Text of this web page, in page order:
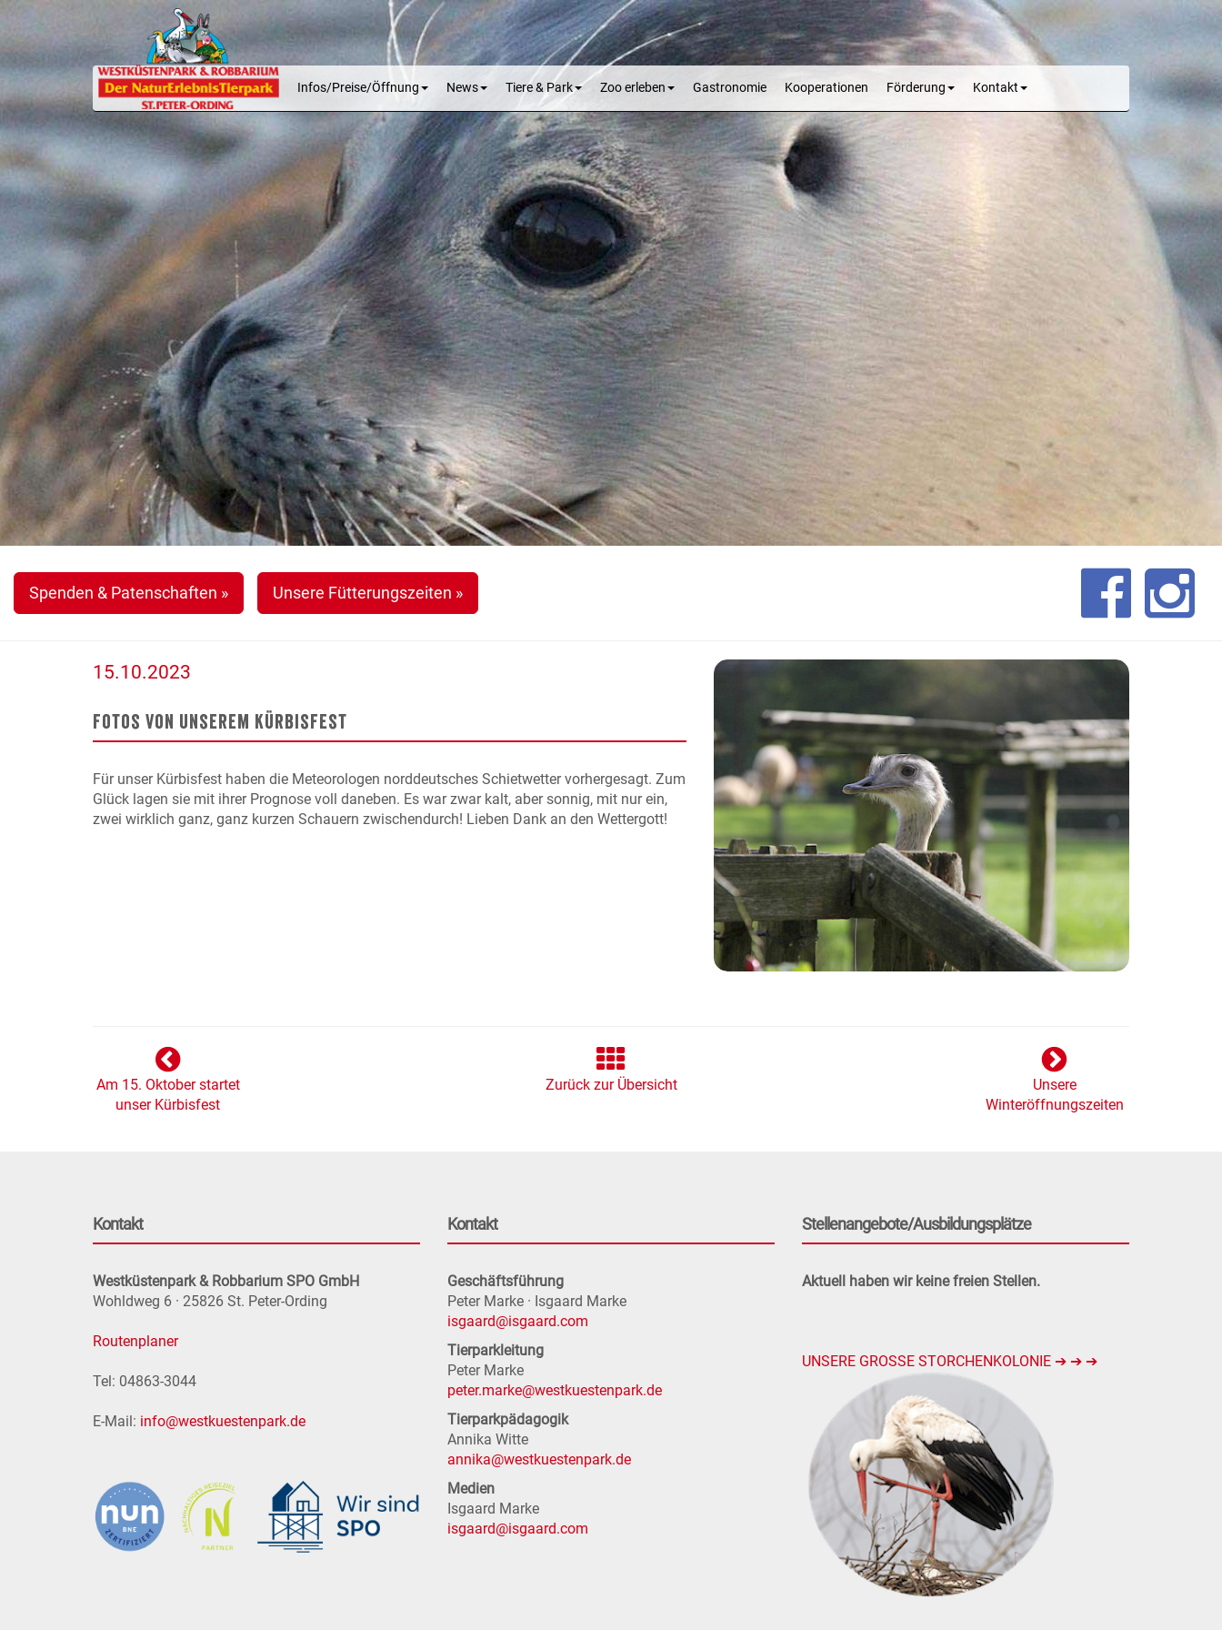
Infos/Preise/Öffnung News Tiere & Park Zoo erleben Gastronomie Kooperationen Förderung Kontakt
Spenden & Patenschaften » Unsere Fütterungszeiten »
15.10.2023
Fotos von unserem Kürbisfest
Für unser Kürbisfest haben die Meteorologen norddeutsches Schietwetter vorhergesagt. Zum
Glück lagen sie mit ihrer Prognose voll daneben. Es war zwar kalt, aber sonnig, mit nur ein,
zwei wirklich ganz, ganz kurzen Schauern zwischendurch! Lieben Dank an den Wettergott!
Am 15. Oktober startet
unser Kürbisfest
Zurück zur Übersicht
Unsere
Winteröffnungszeiten
Kontakt
Westküstenpark & Robbarium SPO GmbH
Wohldweg 6 · 25826 St. Peter-Ording
Routenplaner
Tel: 04863-3044
E-Mail: info@westkuestenpark.de
Kontakt
Geschäftsführung
Peter Marke · Isgaard Marke
isgaard@isgaard.com
Tierparkleitung
Peter Marke
peter.marke@westkuestenpark.de
Tierparkpädagogik
Annika Witte
annika@westkuestenpark.de
Medien
Isgaard Marke
isgaard@isgaard.com
Stellenangebote/Ausbildungsplätze
Aktuell haben wir keine freien Stellen.
UNSERE GROSSE STORCHENKOLONIE ➔ ➔ ➔